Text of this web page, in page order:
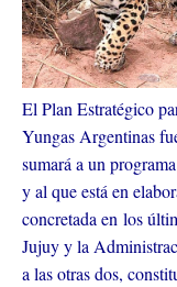
El Plan Estratégico
Yungas Argentinas
sumará a un
y al que está en
concretada en los
Jujuy y la
a las otras dos,